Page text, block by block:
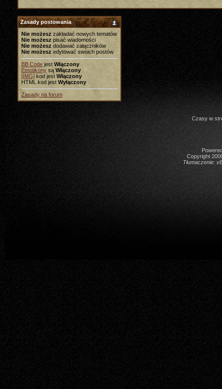
Zasady postowania
Nie możesz zakładać nowych tematów
Nie możesz pisać wiadomości
Nie możesz dodawać załączników
Nie możesz edytować swoich postów
BB Code jest Włączony
Emotikony są Włączony
[IMG] kod jest Włączony
HTML kod jest Wyłączony
Zasady na forum
Czasy w
Copyright
Tłumaczenie: